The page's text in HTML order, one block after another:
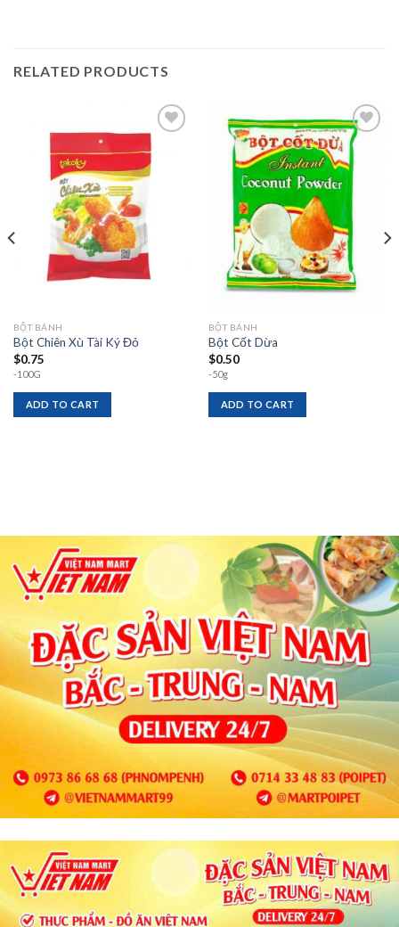
RELATED PRODUCTS
Add to
BỘT BÁNH
Bột Chiên Xù Tài Ký Đỏ
$0.75
-100G
ADD TO CART
Add to
wishlist
BỘT BÁNH
Bột Cốt Dừa
$0.50
-50g
ADD TO CART